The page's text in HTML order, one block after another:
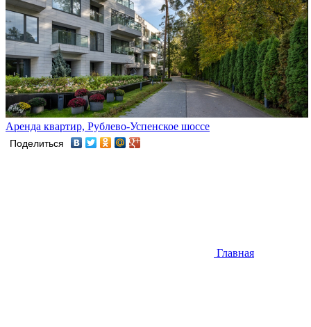
Аренда квартир, Рублево-Успенское шоссе
Поделиться
Главная